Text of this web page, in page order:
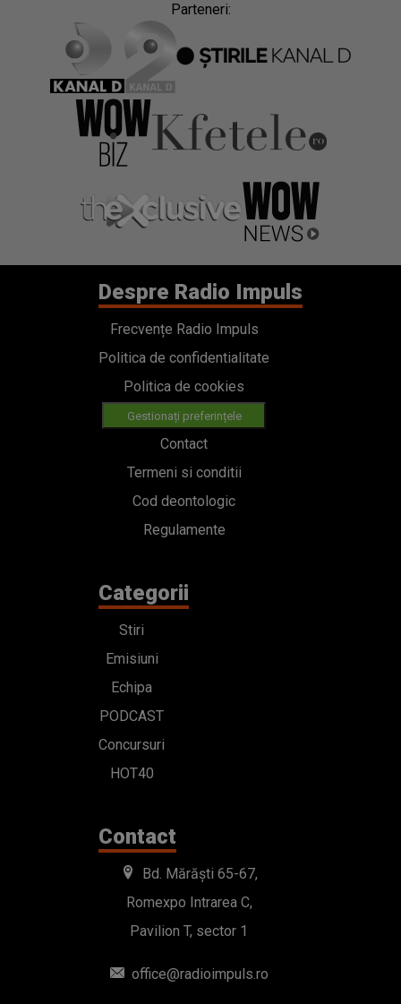
Parteneri:
Despre Radio Impuls
Frecvențe Radio Impuls
Politica de confidentialitate
Politica de cookies
Gestionați preferințele
Contact
Termeni si conditii
Cod deontologic
Regulamente
Categorii
Stiri
Emisiuni
Echipa
PODCAST
Concursuri
HOT40
Contact
Bd. Mărăști 65-67,
Romexpo Intrarea C,
Pavilion T, sector 1
office@radioimpuls.ro